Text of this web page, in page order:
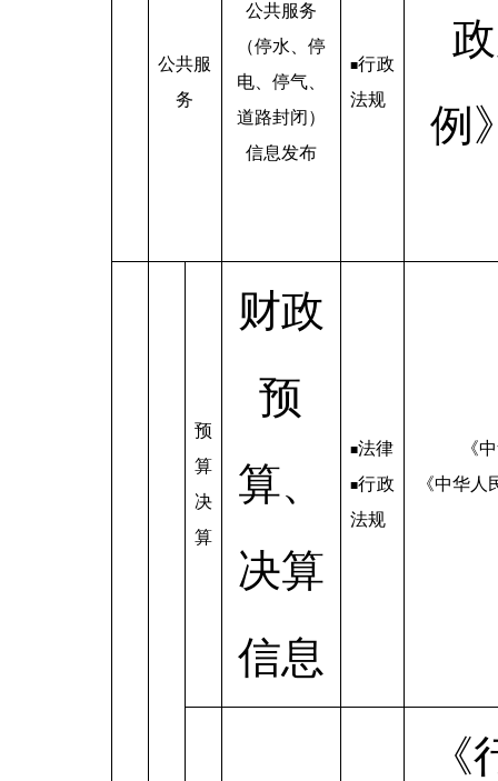
公共服
务
公共服务
（停水、停
电、停气、
道路封闭）
信息发布
■行政
法规
例
预
算
决
算
财政
预
算、
决算
信息
■法律
■行政
法规
《
《中华